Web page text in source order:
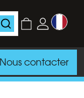
Nous contacter